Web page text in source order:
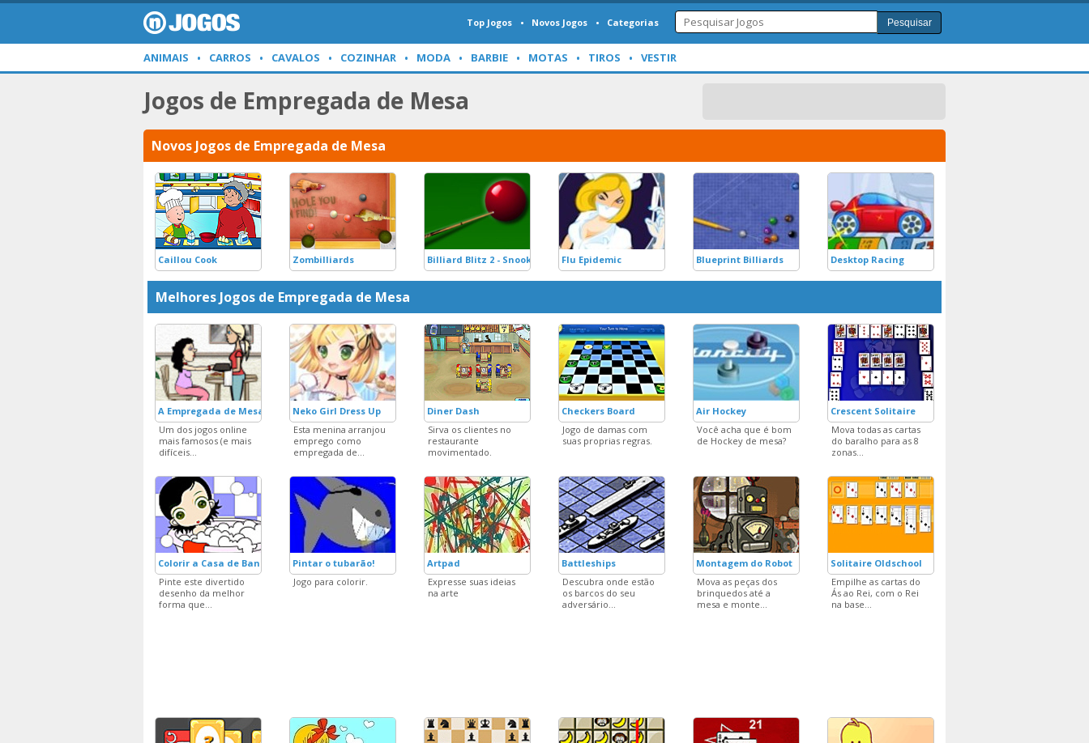
Top Jogos Novos Jogos Categorias Pesquisar
ANIMAIS CARROS CAVALOS COZINHAR MODA BARBIE MOTAS TIROS VESTIR
Jogos de Empregada de Mesa
Novos Jogos de Empregada de Mesa
Caillou Cook Zombilliards Billiard Blitz 2 - Snooker SkoolFlu Epidemic Blueprint Billiards Desktop Racing
Melhores Jogos de Empregada de Mesa
A Empregada de Mesa
Um dos jogos online
mais famosos (e mais
difíceis...
Neko Girl Dress Up
Esta menina arranjou
emprego como
empregada de...
Diner Dash
Sirva os clientes no
restaurante
movimentado.
Checkers Board
Jogo de damas com
suas proprias regras.
Air Hockey
Você acha que é bom
de Hockey de mesa?
Crescent Solitaire
Mova todas as cartas
do baralho para as 8
zonas...
Colorir a Casa de Banho!
Pinte este divertido
desenho da melhor
forma que...
Pintar o tubarão!
Jogo para colorir.
Artpad
Expresse suas ideias
na arte
Battleships
Descubra onde estão
os barcos do seu
adversário...
Montagem do Robot
Mova as peças dos
brinquedos até a
mesa e monte...
Solitaire Oldschool
Empilhe as cartas do
Ás ao Rei, com o Rei
na base...